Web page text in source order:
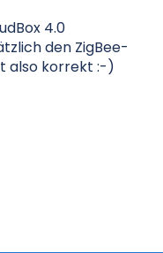
4.0
den ZigBee-
also korrekt :-)